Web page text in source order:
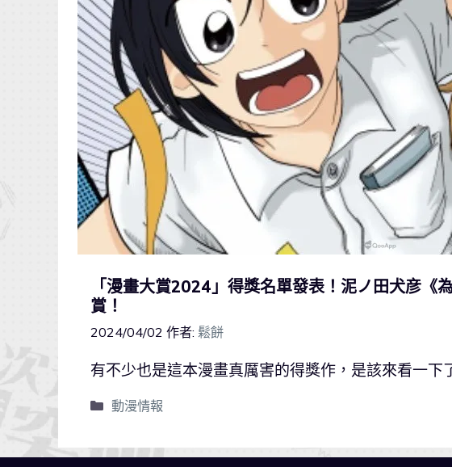
「漫畫大賞2024」得獎名單發表！泥ノ田犬彦《
賞！
2024/04/02 作者: 鬆餅
有不少也是這本漫畫真厲害的得獎作，是該來看一下
動漫情報